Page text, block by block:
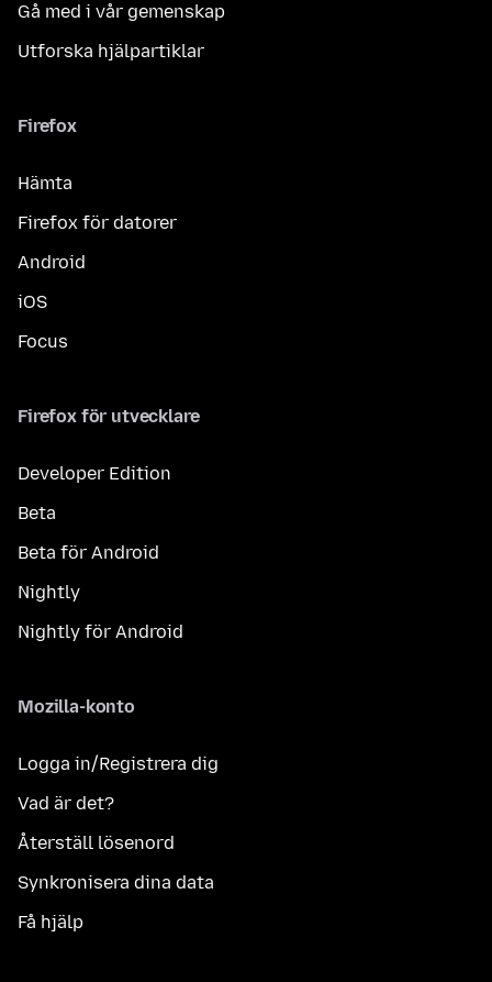
Gå med i vår gemenskap
Utforska hjälpartiklar
Firefox
Hämta
Firefox för datorer
Android
iOS
Focus
Firefox för utvecklare
Developer Edition
Beta
Beta för Android
Nightly
Nightly för Android
Mozilla-konto
Logga in/Registrera dig
Vad är det?
Återställ lösenord
Synkronisera dina data
Få hjälp